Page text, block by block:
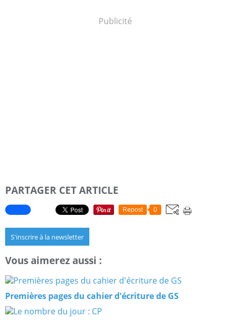
Publicité
PARTAGER CET ARTICLE
Repost 0
S'inscrire à la newsletter
Vous aimerez aussi :
Premières pages du cahier d'écriture de GS